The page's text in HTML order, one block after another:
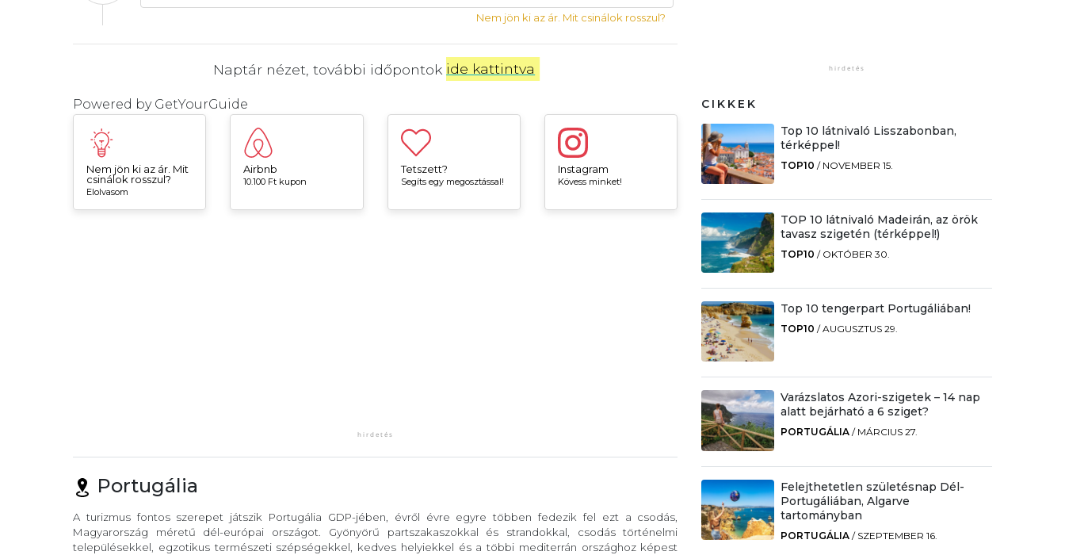
Nem jön ki az ár. Mit csinálok rosszul?
Naptár nézet, további időpontok ide kattintva
Powered by GetYourGuide
Nem jön ki az ár. Mit
csinálok rosszul?
Elolvasom
Airbnb
10.100 Ft kupon
Tetszett?
Segíts egy megosztással!
Instagram
Kövess minket!
Portugália
A turizmus fontos szerepet játszik Portugália GDP-jében, évről évre egyre többen fedezik fel ezt a csodás,
Magyarország méretű dél-európai országot. Gyönyörű partszakaszokkal és strandokkal, csodás történelmi
településekkel, egzotikus természeti szépségekkel, kedves helyiekkel és a többi mediterrán országhoz képest
CIKKEK
Top 10 látnivaló Lisszabonban,
térképpel!
TOP10 / NOVEMBER 15.
TOP 10 látnivaló Madeirán, az örök
tavasz szigetén (térképpel!)
TOP10 / OKTÓBER 30.
Top 10 tengerpart Portugáliában!
TOP10 /AUGUSZTUS 29.
Varázslatos Azori-szigetek – 14 nap
alatt bejárható a 6 sziget?
PORTUGÁLIA / MÁRCIUS 27.
Felejthetetlen születésnap Dél-
Portugáliában, Algarve
tartományban
PORTUGÁLIA / SZEPTEMBER 16.